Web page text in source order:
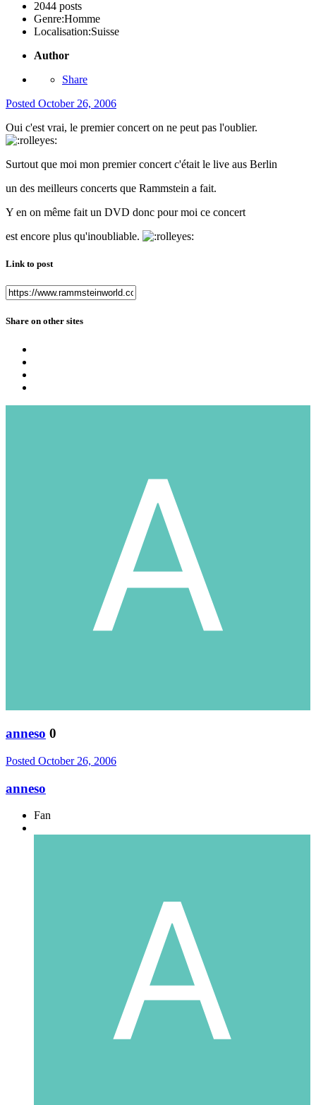
2044 posts
Genre:Homme
Localisation:Suisse
Author
Share
Posted October 26, 2006
Oui c'est vrai, le premier concert on ne peut pas l'oublier.
Surtout que moi mon premier concert c'était le live aus Berlin
un des meilleurs concerts que Rammstein a fait.
Y en on même fait un DVD donc pour moi ce concert
est encore plus qu'inoubliable.
Link to post
Share on other sites
anneso 0
Posted October 26, 2006
anneso
Fan